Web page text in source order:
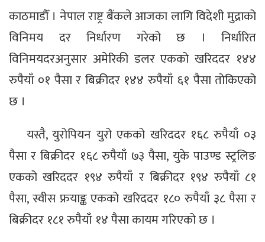
काठमाडौँ । नेपाल राष्ट्र बैंकले आजका लागि विदेशी मुद्राको
विनिमय दर निर्धारण गरेको छ । निर्धारित
विनिमयदरअनुसार अमेरिकी डलर एकको खरिददर १४४
रुपैयाँ ०१ पैसा र बिक्रीदर १४४ रुपैयाँ ६१ पैसा तोकिएको
छ ।
यस्तै, युरोपियन युरो एकको खरिददर १६८ रुपैयाँ ०३
पैसा र बिक्रीदर १६८ रुपैयाँ ७३ पैसा, युके पाउण्ड स्ट्रलिङ
एकको खरिददर १९४ रुपैयाँ र बिक्रीदर १९४ रुपैयाँ ८१
पैसा, स्वीस फ्रयाङ्क एकको खरिददर १८० रुपैयाँ ३८ पैसा र
बिक्रीदर १८१ रुपैयाँ १४ पैसा कायम गरिएको छ ।